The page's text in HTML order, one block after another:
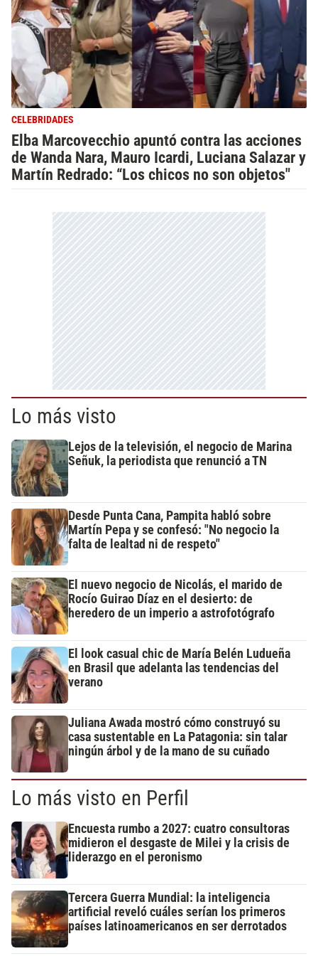
CELEBRIDADES
Elba Marcovecchio apuntó contra las acciones
de Wanda Nara, Mauro Icardi, Luciana Salazar y
Martín Redrado: “Los chicos no son objetos"
Lo más visto
Lejos de la televisión, el negocio de Marina
Señuk, la periodista que renunció a TN
Desde Punta Cana, Pampita habló sobre
Martín Pepa y se confesó: "No negocio la
falta de lealtad ni de respeto"
El nuevo negocio de Nicolás, el marido de
Rocío Guirao Díaz en el desierto: de
heredero de un imperio a astrofotógrafo
El look casual chic de María Belén Ludueña
en Brasil que adelanta las tendencias del
verano
Juliana Awada mostró cómo construyó su
casa sustentable en La Patagonia: sin talar
ningún árbol y de la mano de su cuñado
Lo más visto en Perfil
Encuesta rumbo a 2027: cuatro consultoras
midieron el desgaste de Milei y la crisis de
liderazgo en el peronismo
Tercera Guerra Mundial: la inteligencia
artificial reveló cuáles serían los primeros
países latinoamericanos en ser derrotados